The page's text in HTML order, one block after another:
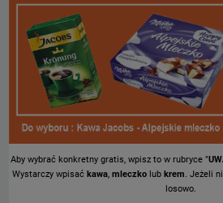
Aby wybrać konkretny gratis, wpisz to w rubryce "
Wystarczy wpisać kawa, mleczko lub krem. Jeżeli
losowo.